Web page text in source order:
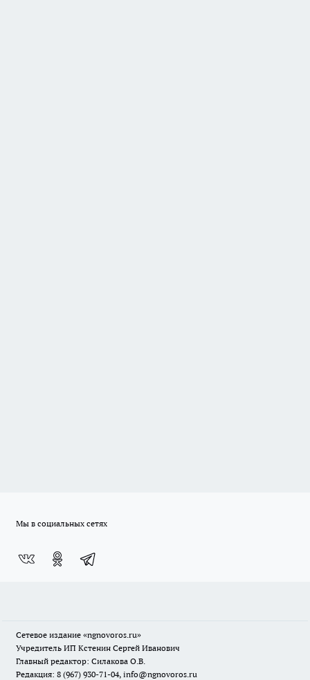
Мы в социальных сетях
Сетевое издание «ngnovoros.ru»
Учредитель ИП Кстенин Сергей Иванович
Главный редактор: Силакова О.В.
Редакция: 8 (967) 930-71-04, info@ngnovoros.ru